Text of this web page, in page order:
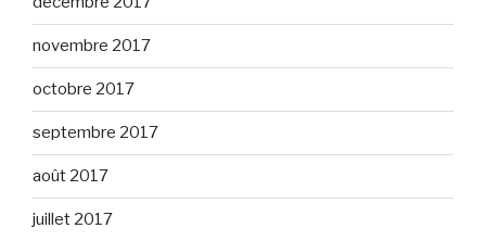
novembre 2017
octobre 2017
septembre 2017
août 2017
juillet 2017